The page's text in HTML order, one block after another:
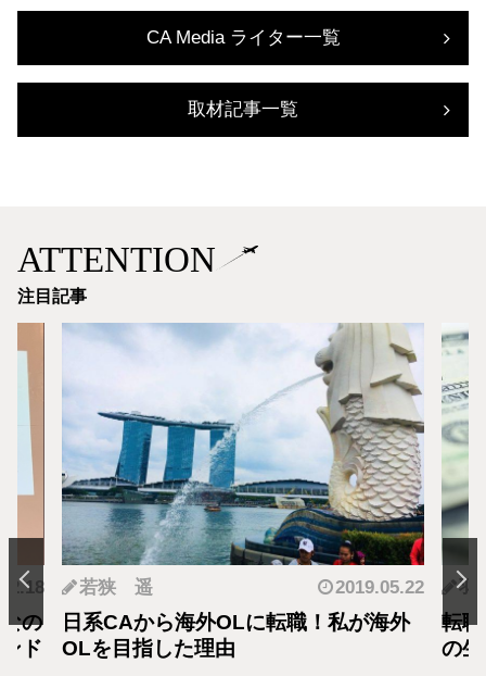
CA Media ライター一覧
取材記事一覧
ATTENTION
注目記事
の
ド
若狭 遥 2019.05.22
日系CAから海外OLに転職！私が海外
OLを目指した理由
羽
転
の